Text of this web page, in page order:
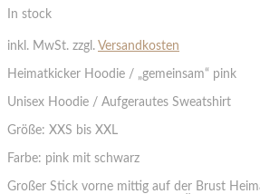
In stock
inkl. MwSt. zzgl. Versandkosten
Heimatkicker Hoodie / „gemeinsam“ pink
Unisex Hoodie / Aufgerautes Sweatshirt
Größe: XXS bis XXL
Farbe: pink mit schwarz
Großer Stick vorne mittig auf der Brust